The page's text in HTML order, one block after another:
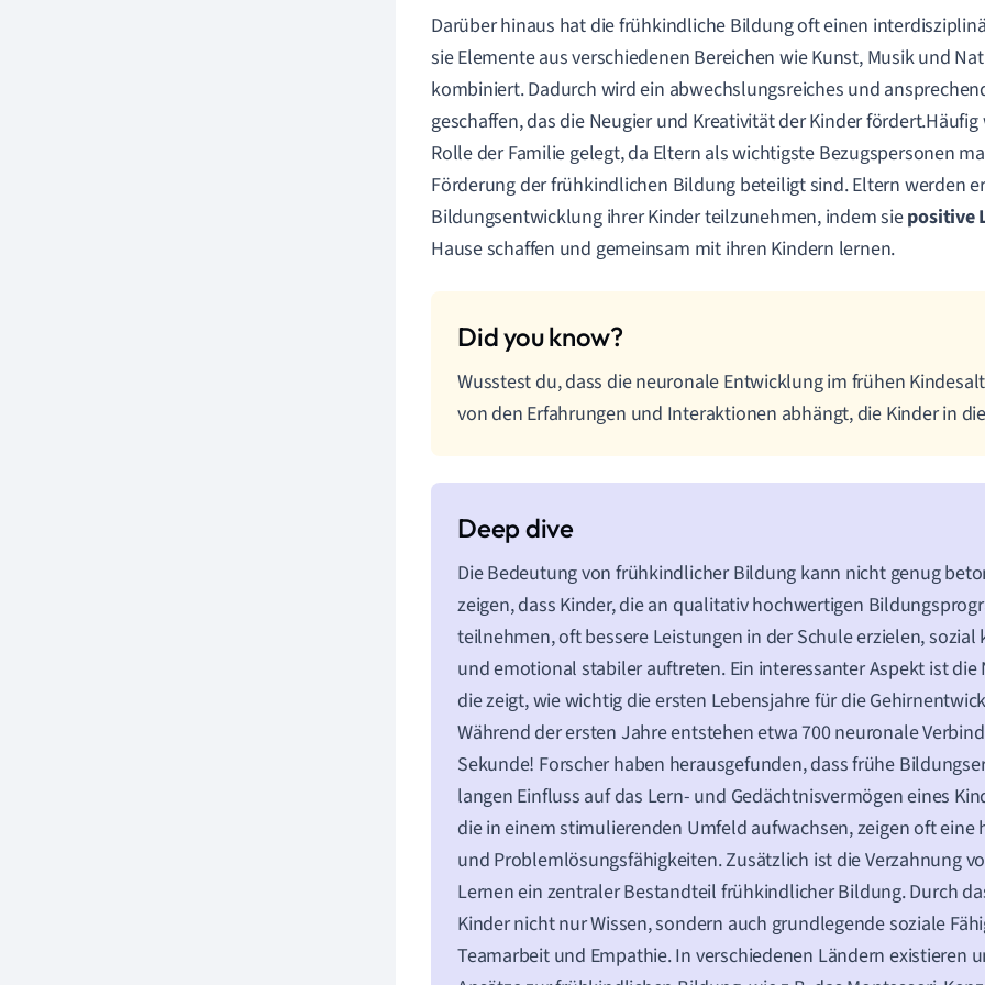
Darüber hinaus hat die frühkindliche Bildung oft einen
sie Elemente aus verschiedenen Bereichen wie Kunst, Musik und
kombiniert. Dadurch wird ein abwechslungsreiches und
geschaffen, das die Neugier und Kreativität der Kinder
Rolle der Familie gelegt, da Eltern als wichtigste Bezugspersonen
Förderung der frühkindlichen Bildung beteiligt sind. Eltern werden
Bildungsentwicklung ihrer Kinder teilzunehmen, indem siepositive
Hause schaffen und gemeinsam mit ihren Kindern lernen.
Wusstest du, dass die neuronale Entwicklung im frühen
von den Erfahrungen und Interaktionen abhängt, die Kinder in
Die Bedeutung von frühkindlicher Bildung kann nicht genug
zeigen, dass Kinder, die an qualitativ hochwertigen
teilnehmen, oft bessere Leistungen in der Schule erzielen,
und emotional stabiler auftreten. Ein interessanter Aspekt ist die
die zeigt, wie wichtig die ersten Lebensjahre für die
Während der ersten Jahre entstehen etwa 700 neuronale
Sekunde! Forscher haben herausgefunden, dass frühe
langen Einfluss auf das Lern- und Gedächtnisvermögen eines
die in einem stimulierenden Umfeld aufwachsen, zeigen oft eine
und Problemlösungsfähigkeiten. Zusätzlich ist die Verzahnung
Lernen ein zentraler Bestandteil frühkindlicher Bildung. Durch
Kinder nicht nur Wissen, sondern auch grundlegende soziale
Teamarbeit und Empathie. In verschiedenen Ländern existieren